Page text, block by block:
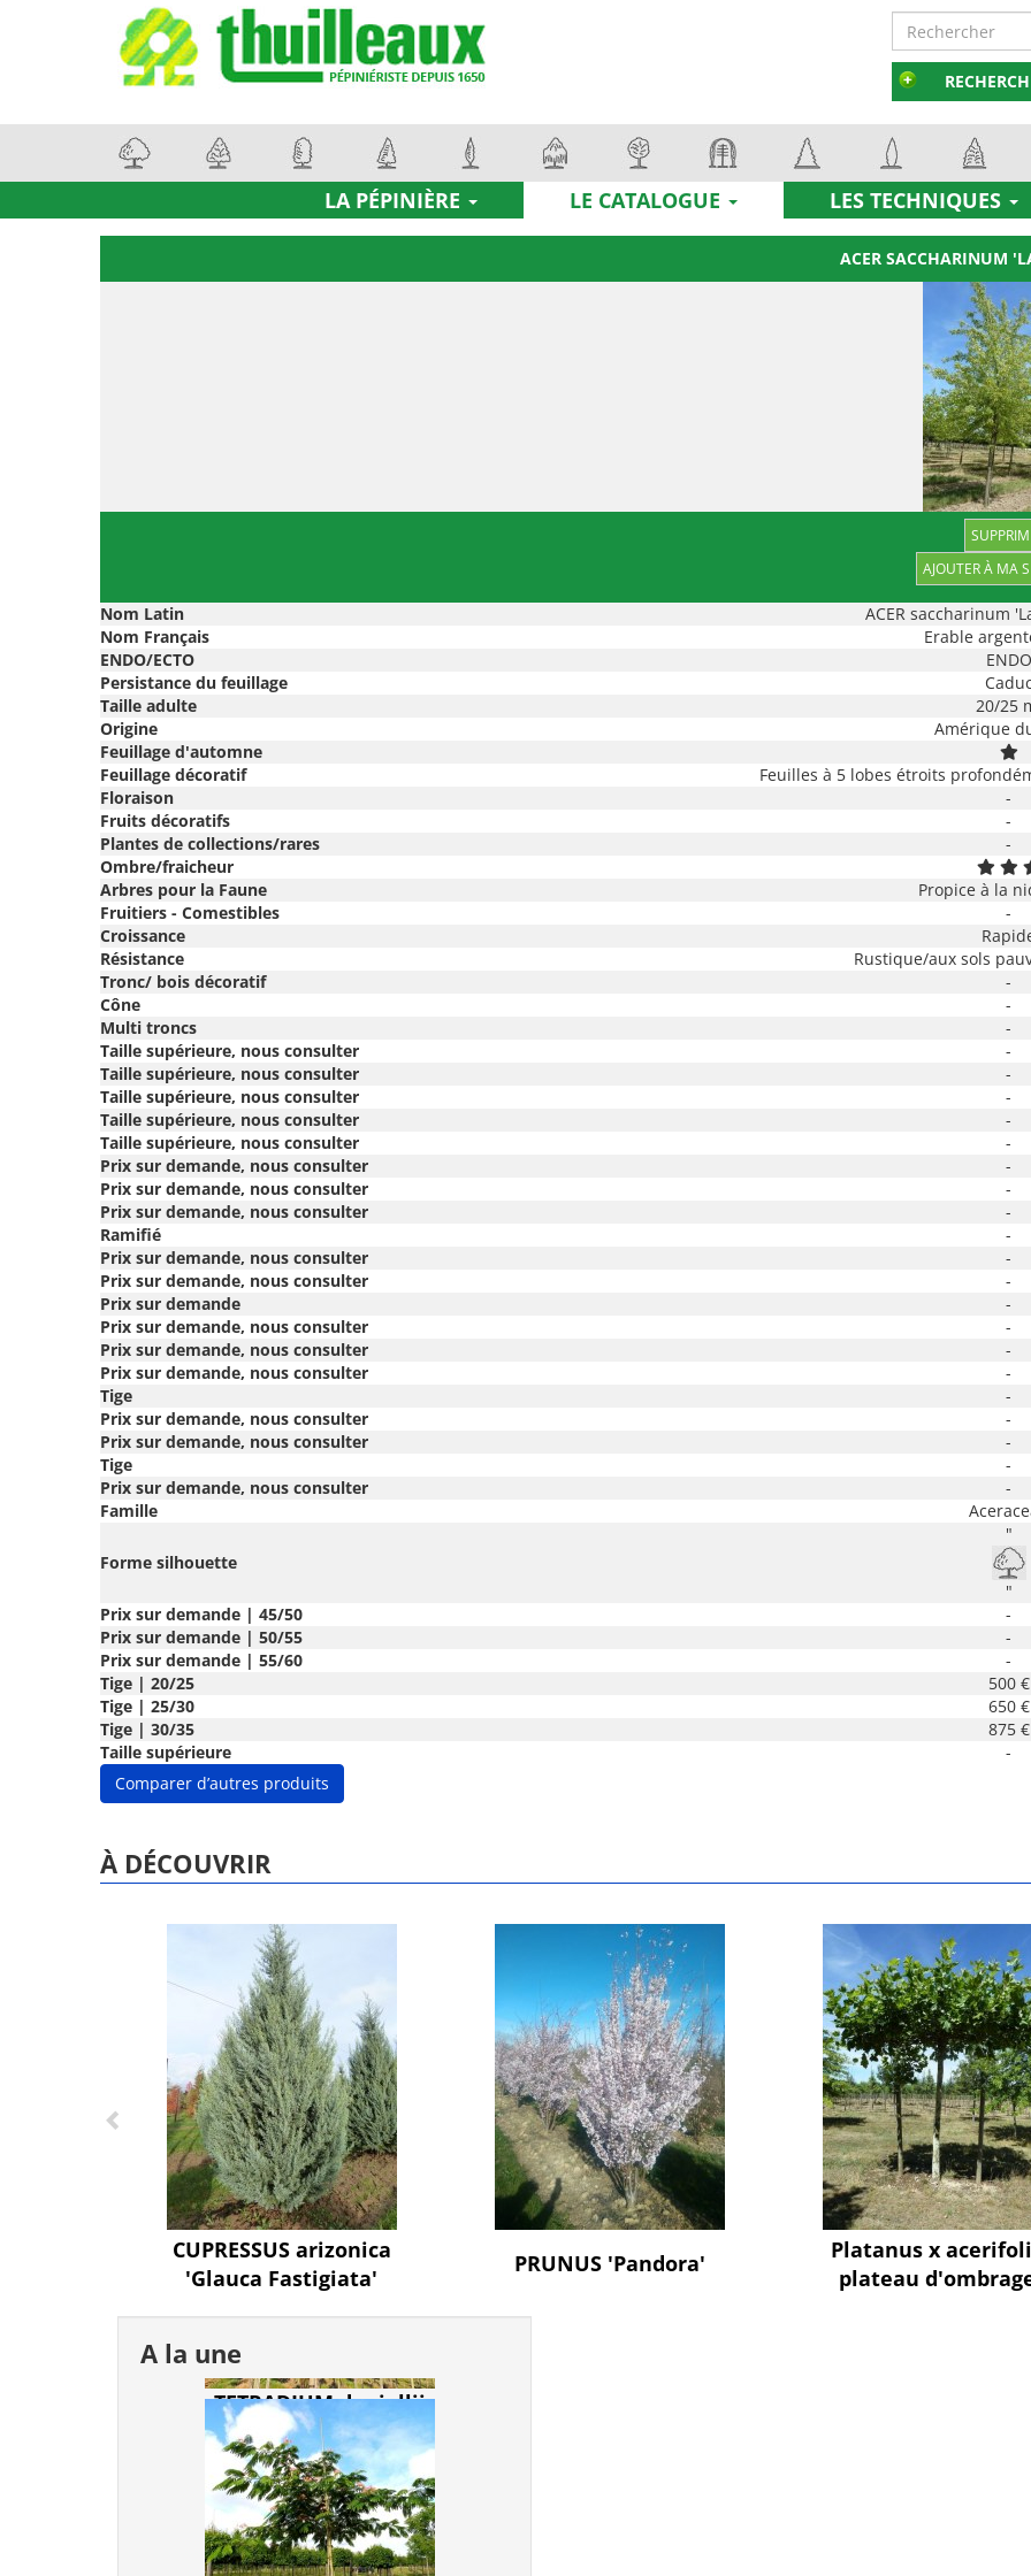
LA PÉPINIÈRE LE CATALOGUE LES TECHNIQUES
ACER SACCHARINUM
Nom Latin
ACER saccharinum
Nom Français
Erable
ENDO/ECTO
ENDO
Persistance du feuillage
Taille adulte
20/25
Origine
Amérique
Feuillage d'automne
Feuillage décoratif
Feuilles à 5 lobes étroits
Floraison
-
Fruits décoratifs
-
Plantes de collections/rares
-
Ombre/fraicheur
Arbres pour la Faune
Propice à la
Fruitiers - Comestibles
-
Croissance
Résistance
Rustique/aux sols
Tronc/ bois décoratif
-
Cône
-
Multi troncs
-
Taille supérieure, nous consulter
-
Taille supérieure, nous consulter
-
Taille supérieure, nous consulter
-
Taille supérieure, nous consulter
-
Taille supérieure, nous consulter
-
Prix sur demande, nous consulter
-
Prix sur demande, nous consulter
-
Prix sur demande, nous consulter
-
Ramifié
-
Prix sur demande, nous consulter
-
Prix sur demande, nous consulter
-
Prix sur demande
-
Prix sur demande, nous consulter
-
Prix sur demande, nous consulter
-
Prix sur demande, nous consulter
-
Tige
-
Prix sur demande, nous consulter
-
Prix sur demande, nous consulter
-
Tige
-
Prix sur demande, nous consulter
-
Famille
Forme silhouette
"
"
Prix sur demande | 45/50
-
Prix sur demande | 50/55
-
Prix sur demande | 55/60
-
Tige | 20/25
500 €
Tige | 25/30
650 €
Tige | 30/35
875 €
Taille supérieure
-
Comparer d’autres produits
À DÉCOUVRIR
CUPRESSUS arizonica
'Glauca Fastigiata'
PRUNUS 'Pandora'
Platanus x
plateau
A la une